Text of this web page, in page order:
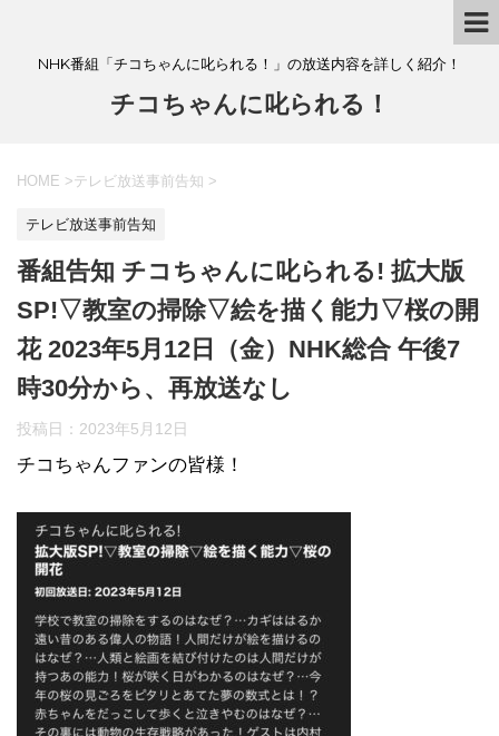
NHK番組「チコちゃんに叱られる！」の放送内容を詳しく紹介！
チコちゃんに叱られる！
HOME >テレビ放送事前告知 >
テレビ放送事前告知
番組告知 チコちゃんに叱られる! 拡大版
SP!▽教室の掃除▽絵を描く能力▽桜の開
花 2023年5月12日（金）NHK総合 午後7
時30分から、再放送なし
投稿日： 2023年5月12日
チコちゃんファンの皆様！